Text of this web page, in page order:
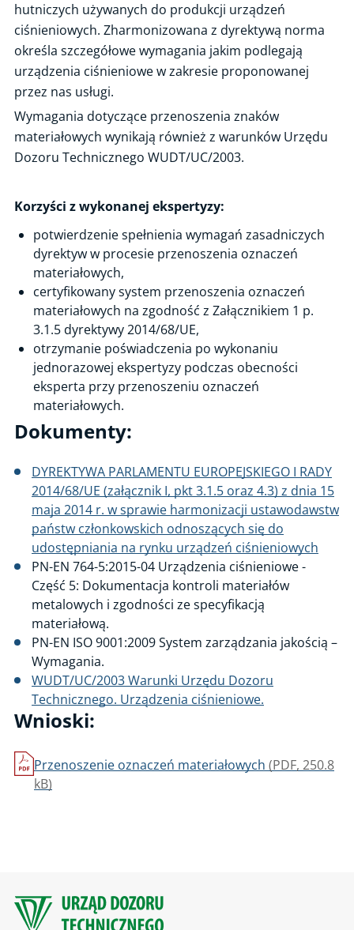
Odbiory materiałów, urządzeń i elementów urządzeń
Kontrola urządzeń na placach zabaw
Przenoszenie oznaczeń materiałowych
Efektywność energetyczna dźwigów
Inspekcja dobrowolna zakładu przygotowującego zbiorniki
przenośne do badań okresowych
Inspekcja dobrowolna zakładu napełniającego gazami zbiorniki
Audyt energetyczny przedsiębiorstwa
Ocena zakładu przygotowującego zawory bezpieczeństwa do
potwierdzenia ciśnienia nastawy
Bezpieczeństwo procesowe
Wsparcie techniczne przy doborze dźwigu
Kontrola stanu technicznego UTB objetych formą dozoru
uproszczonego
Projektowana żywotność eksploatacyjna (resurs)
Certyfikacja systemu zarządzania bezpieczeństwem funkcjonalnym
FSM
Ślad energii odnawialnej
Produkt Sprawdzony
2006/42/WE, Badanie typu WE
Maszyny i linie technologiczne
Cyberbezpieczeństwo
Gospodarka o obiegu zamkniętym
Jednostka Weryfikująca UDT-CERT
hutniczych używanych do produkcji urządzeń
ciśnieniowych. Zharmonizowana z dyrektywą norma
określa szczegółowe wymagania jakim podlegają
urządzenia ciśnieniowe w zakresie proponowanej
przez nas usługi.
Wymagania dotyczące przenoszenia znaków
materiałowych wynikają również z warunków Urzędu
Dozoru Technicznego WUDT/UC/2003.
Korzyści z wykonanej ekspertyzy:
potwierdzenie spełnienia wymagań zasadniczych
dyrektyw w procesie przenoszenia oznaczeń
materiałowych,
certyfikowany system przenoszenia oznaczeń
materiałowych na zgodność z Załącznikiem 1 p.
3.1.5 dyrektywy 2014/68/UE,
otrzymanie poświadczenia po wykonaniu
jednorazowej ekspertyzy podczas obecności
eksperta przy przenoszeniu oznaczeń
materiałowych.
Dokumenty:
DYREKTYWA PARLAMENTU EUROPEJSKIEGO I RADY
2014/68/UE (załącznik I, pkt 3.1.5 oraz 4.3) z dnia 15
maja 2014 r. w sprawie harmonizacji ustawodawstw
państw członkowskich odnoszących się do
udostępniania na rynku urządzeń ciśnieniowych
PN-EN 764-5:2015-04 Urządzenia ciśnieniowe -
Część 5: Dokumentacja kontroli materiałów
metalowych i zgodności ze specyfikacją
materiałową.
PN-EN ISO 9001:2009 System zarządzania jakością –
Wymagania.
WUDT/UC/2003 Warunki Urzędu Dozoru
Technicznego. Urządzenia ciśnieniowe.
Wnioski:
Przenoszenie oznaczeń materiałowych (PDF, 250.8
kB)